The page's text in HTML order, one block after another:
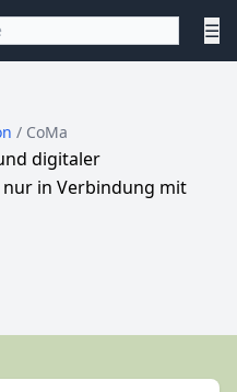
☰
/ CoMa
digitaler
in Verbindung mit